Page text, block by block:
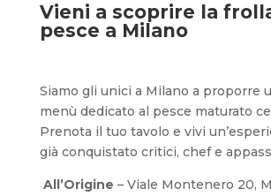
Vieni a scoprire la
pesce a Milano
Siamo gli unici a Milano a proporre
menù dedicato al pesce maturato
Prenota il tuo tavolo e vivi
già conquistato critici, chef e
All’Origine – Viale Montenero 20,